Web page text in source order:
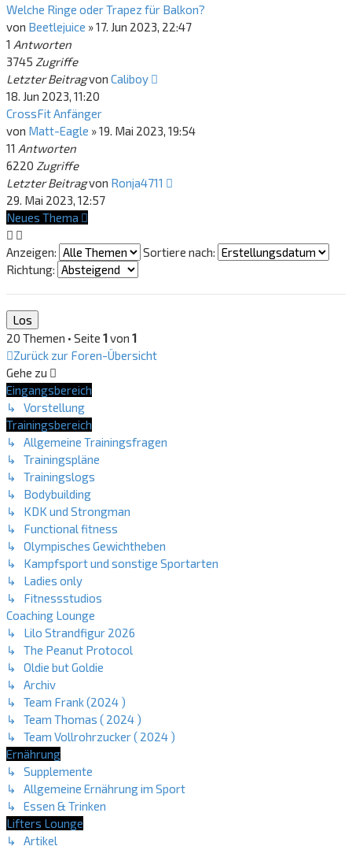
Welche Ringe oder Trapez für Balkon?
von Beetlejuice »17. Jun 2023, 22:47
1 Antworten
3745 Zugriffe
Letzter Beitragvon Caliboy
18. Jun 2023, 11:20
CrossFit Anfänger
von Matt-Eagle »19. Mai 2023, 19:54
11 Antworten
6220 Zugriffe
Letzter Beitragvon Ronja4711
29. Mai 2023, 12:57
Neues Thema
Anzeigen:
Sortiere nach:
Richtung:
20 Themen • Seite 1von 1
Zurück zur Foren-Übersicht
Gehe zu
Eingangsbereich
↳ Vorstellung
Trainingsbereich
↳ Allgemeine Trainingsfragen
↳ Trainingspläne
↳ Trainingslogs
↳ Bodybuilding
↳ KDK und Strongman
↳ Functional fitness
↳ Olympisches Gewichtheben
↳ Kampfsport und sonstige Sportarten
↳ Ladies only
↳ Fitnessstudios
Coaching Lounge
↳ Lilo Strandfigur 2026
↳ The Peanut Protocol
↳ Oldie but Goldie
↳ Archiv
↳ Team Frank (2024 )
↳ Team Thomas ( 2024 )
↳ Team Vollrohrzucker ( 2024 )
Ernährung
↳ Supplemente
↳ Allgemeine Ernährung im Sport
↳ Essen & Trinken
Lifters Lounge
↳ Artikel